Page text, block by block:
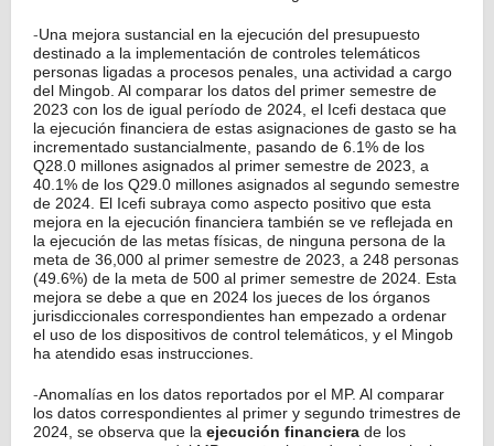
-Una mejora sustancial en la ejecución del presupuesto
destinado a la implementación de controles telemáticos
personas ligadas a procesos penales, una actividad a cargo
del Mingob. Al comparar los datos del primer semestre de
2023 con los de igual período de 2024, el Icefi destaca que
la ejecución financiera de estas asignaciones de gasto se ha
incrementado sustancialmente, pasando de 6.1% de los
Q28.0 millones asignados al primer semestre de 2023, a
40.1% de los Q29.0 millones asignados al segundo semestre
de 2024. El Icefi subraya como aspecto positivo que esta
mejora en la ejecución financiera también se ve reflejada en
la ejecución de las metas físicas, de ninguna persona de la
meta de 36,000 al primer semestre de 2023, a 248 personas
(49.6%) de la meta de 500 al primer semestre de 2024. Esta
mejora se debe a que en 2024 los jueces de los órganos
jurisdiccionales correspondientes han empezado a ordenar
el uso de los dispositivos de control telemáticos, y el Mingob
ha atendido esas instrucciones.
-Anomalías en los datos reportados por el MP. Al comparar
los datos correspondientes al primer y segundo trimestres de
2024, se observa que la ejecución financiera de los